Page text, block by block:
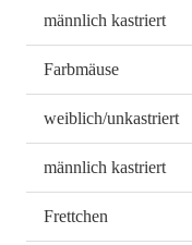
männlich kastriert
Farbmäuse
weiblich/unkastriert
männlich kastriert
Frettchen